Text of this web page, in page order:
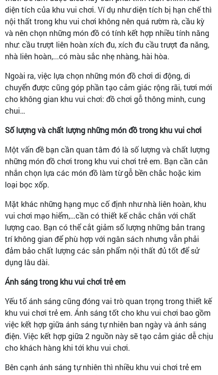
diện tích của khu vui chơi. Ví dụ như diện tích bị hạn chế thì
nội thất trong khu vui chơi không nên quá rườm rà, cầu kỳ
và nên chọn những món đồ có tính kết hợp nhiều tính năng
như: cầu trượt liên hoàn xích đu, xích đu cầu trượt đa năng,
nhà liên hoàn,...có màu sắc nhẹ nhàng, hài hòa.
Ngoài ra, việc lựa chọn những món đồ chơi di động, di
chuyển được cũng góp phần tạo cảm giác rộng rãi, tươi mới
cho không gian khu vui chơi: đồ chơi gỗ thông minh, cung
chui…
Số lượng và chất lượng những món đồ trong khu vui chơi
Một vấn đề bạn cần quan tâm đó là số lượng và chất lượng
những món đồ chơi trong khu vui chơi trẻ em. Bạn cần cân
nhắn chọn lựa các món đồ làm từ gỗ bền chắc hoặc kim
loại bọc xốp.
Mặt khác những hạng mục cố định như nhà liên hoàn, khu
vui chơi mạo hiểm,…cần có thiết kế chắc chắn với chất
lượng cao. Bạn có thể cắt giảm số lượng những bản trang
trí không gian để phù hợp với ngân sách nhưng vẫn phải
đảm bảo chất lượng các sản phẩm nội thất đủ tốt để sử
dụng lâu dài.
Ánh sáng trong khu vui chơi trẻ em
Yếu tố ánh sáng cũng đóng vai trò quan trọng trong thiết kế
khu vui chơi trẻ em. Ánh sáng tốt cho khu vui chơi bao gồm
việc kết hợp giữa ánh sáng tự nhiên ban ngày và ánh sáng
điện. Việc kết hợp giữa 2 nguồn này sẽ tạo cảm giác dễ chịu
cho khách hàng khi tới khu vui chơi.
Bên cạnh ánh sáng tự nhiên thì nhiều khu vui chơi trẻ em